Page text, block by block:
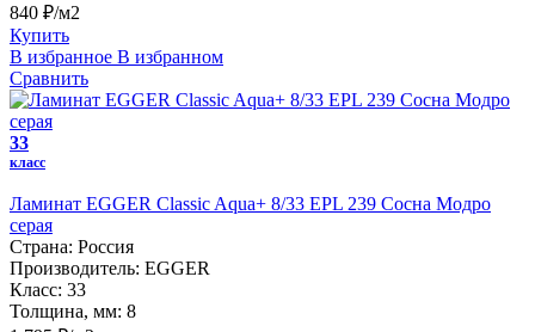
840 ₽/м2
Купить
В избранное В избранном
Сравнить
33
класс
Ламинат EGGER Classic Aqua+ 8/33 EPL 239 Сосна Модро
серая
Страна: Россия
Производитель: EGGER
Класс: 33
Толщина, мм: 8